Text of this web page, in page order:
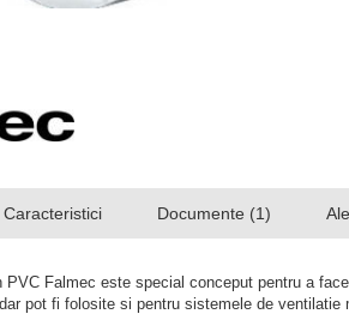
Caracteristici Documente (1)
PVC Falmec este special conceput pentru a
pot fi folosite si pentru sistemele de